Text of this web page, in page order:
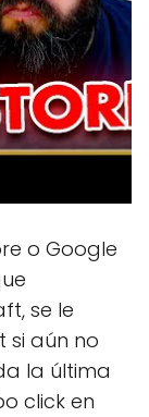
o Google
se le
si aún no
la última
click en